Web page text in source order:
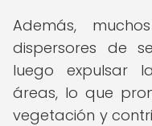
Además,
dispersores de
luego expulsar
áreas, lo que
vegetación y